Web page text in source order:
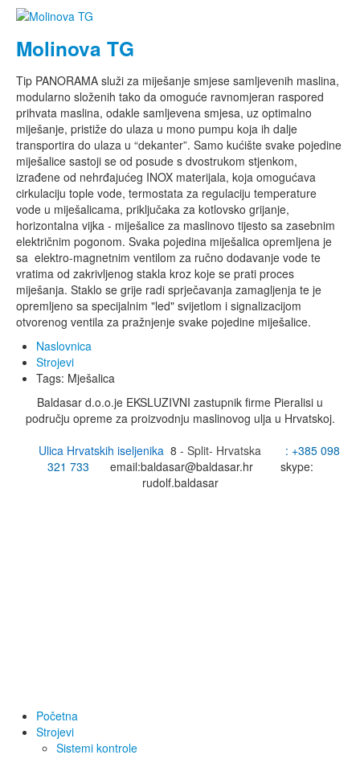
Molinova TG
Tip PANORAMA služi za miješanje smjese samljevenih maslina,
modularno složenih tako da omoguće ravnomjeran raspored
prihvata maslina, odakle samljevena smjesa, uz optimalno
miješanje, pristiže do ulaza u mono pumpu koja ih dalje
transportira do ulaza u “dekanter”. Samo kućište svake pojedine
miješalice sastoji se od posude s dvostrukom stjenkom,
izrađene od nehrđajućeg INOX materijala, koja omogućava
cirkulaciju tople vode, termostata za regulaciju temperature
vode u miješalicama, priključaka za kotlovsko grijanje,
horizontalna vijka - miješalice za maslinovo tijesto sa zasebnim
električnim pogonom. Svaka pojedina miješalica opremljena je
sa elektro-magnetnim ventilom za ručno dodavanje vode te
vratima od zakrivljenog stakla kroz koje se prati proces
miješanja. Staklo se grije radi sprječavanja zamagljenja te je
opremljeno sa specijalnim "led" svijetlom i signalizacijom
otvorenog ventila za pražnjenje svake pojedine miješalice.
Naslovnica
Strojevi
Tags: Mješalica
Baldasar d.o.o.je EKSLUZIVNI zastupnik firme Pieralisi u
području opreme za proizvodnju maslinovog ulja u Hrvatskoj.
Ulica Hrvatskih iseljenika 8 - Split- Hrvatska : +385 098
321 733
email:baldasar@baldasar.hr
skype:
rudolf.baldasar
Početna
Strojevi
Sistemi kontrole